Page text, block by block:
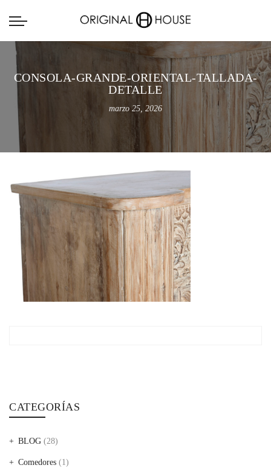
CONSOLA-GRANDE-ORIENTAL-TALLADA-
DETALLE
marzo 25, 2026
CATEGORÍAS
BLOG (28)
Comedores (1)